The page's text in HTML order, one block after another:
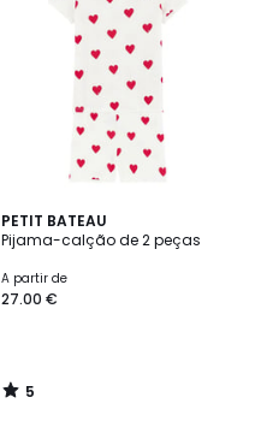
PETIT BATEAU
Pijama-calção de 2 peças
A partir de
27.00 €
5
/
5
/